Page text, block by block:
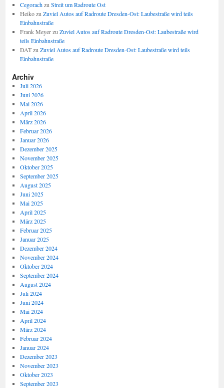
Cegorachzu Streit um Radroute Ost
Heikozu Zuviel Autos auf Radroute Dresden-Ost: Laubestraße wird teils
Einbahnstraße
Frank Meyerzu Zuviel Autos auf Radroute Dresden-Ost: Laubestraße wird
teils Einbahnstraße
DATzu Zuviel Autos auf Radroute Dresden-Ost: Laubestraße wird teils
Einbahnstraße
Archiv
Juli 2026
Juni 2026
Mai 2026
April 2026
März 2026
Februar 2026
Januar 2026
Dezember 2025
November 2025
Oktober 2025
September 2025
August 2025
Juni 2025
Mai 2025
April 2025
März 2025
Februar 2025
Januar 2025
Dezember 2024
November 2024
Oktober 2024
September 2024
August 2024
Juli 2024
Juni 2024
Mai 2024
April 2024
März 2024
Februar 2024
Januar 2024
Dezember 2023
November 2023
Oktober 2023
September 2023